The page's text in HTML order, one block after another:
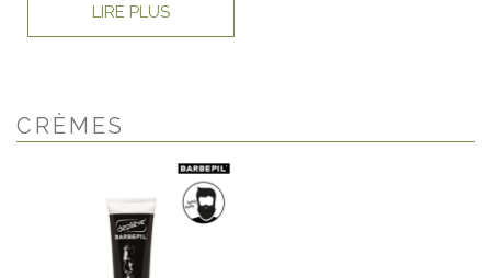
LIRE PLUS
CRÈMES